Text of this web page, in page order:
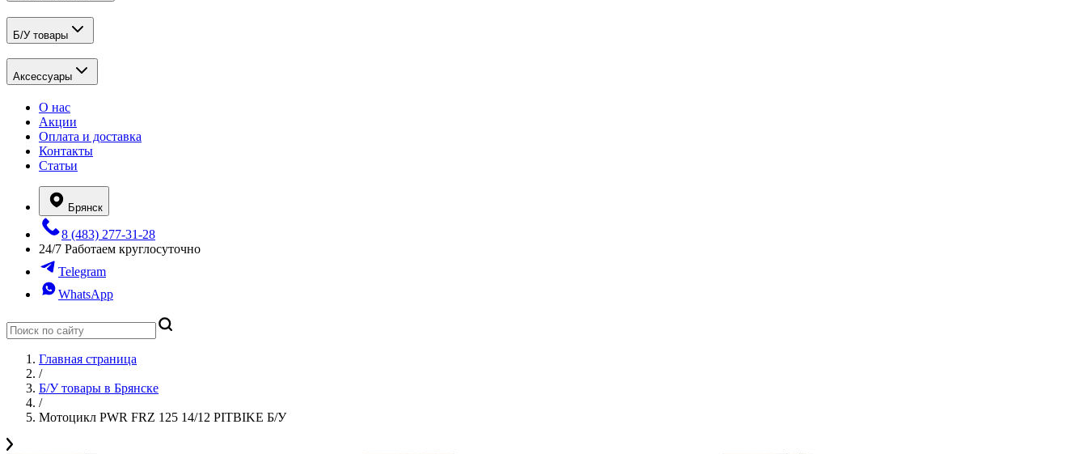
Б/У товары
Аксессуары
О нас
Акции
Оплата и доставка
Контакты
Статьи
Брянск
8 (483) 277-31-28
24/7 Работаем круглосуточно
Telegram
WhatsApp
Главная страница
/
Б/У товары в Брянске
/
Мотоцикл PWR FRZ 125 14/12 PITBIKE Б/У